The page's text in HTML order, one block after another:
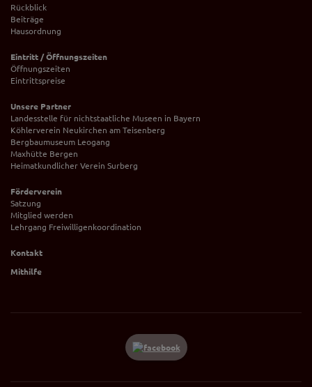
Rückblick
Beiträge
Hausordnung
Eintritt / Öffnungszeiten
Öffnungszeiten
Eintrittspreise
Unsere Partner
Landesstelle für nichtstaatliche Museen in Bayern
Köhlerverein Neukirchen am Teisenberg
Bergbaumuseum Leogang
Maxhütte Bergen
Heimatkundlicher Verein Surberg
Förderverein
Satzung
Mitglied werden
Lehrgang Freiwilligenkoordination
Kontakt
Mithilfe